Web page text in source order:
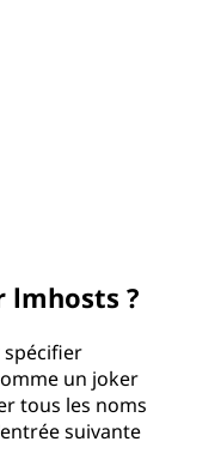
lmhosts ?
spécifier
un joker
tous les noms
suivante